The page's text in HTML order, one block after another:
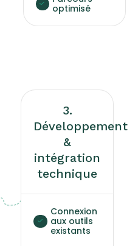
optimisé
3.
Développement
&
intégration
technique
Connexion
aux outils
existants